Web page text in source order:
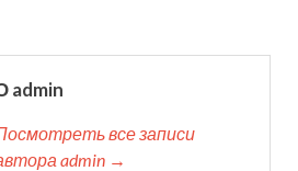
admin
все записи
admin →